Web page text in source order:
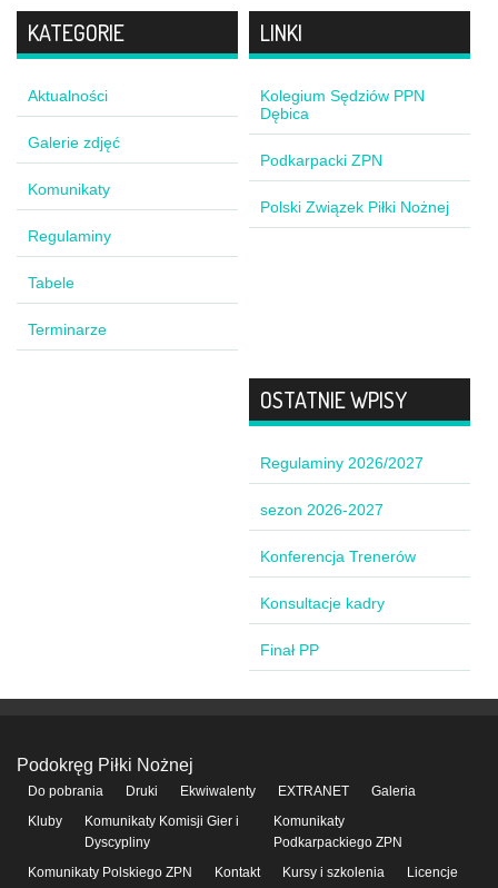
KATEGORIE
Aktualności
Galerie zdjęć
Komunikaty
Regulaminy
Tabele
Terminarze
LINKI
Kolegium Sędziów PPN
Dębica
Podkarpacki ZPN
Polski Związek Piłki Nożnej
OSTATNIE WPISY
Regulaminy 2026/2027
sezon 2026-2027
Konferencja Trenerów
Konsultacje kadry
Finał PP
Podokręg Piłki Nożnej
Do pobrania Druki Ekwiwalenty EXTRANET
Galeria
Kluby
Komunikaty Komisji Gier i
Dyscypliny
Komunikaty
Podkarpackiego ZPN
Komunikaty Polskiego ZPN
Kontakt Kursy i szkolenia
Licencje